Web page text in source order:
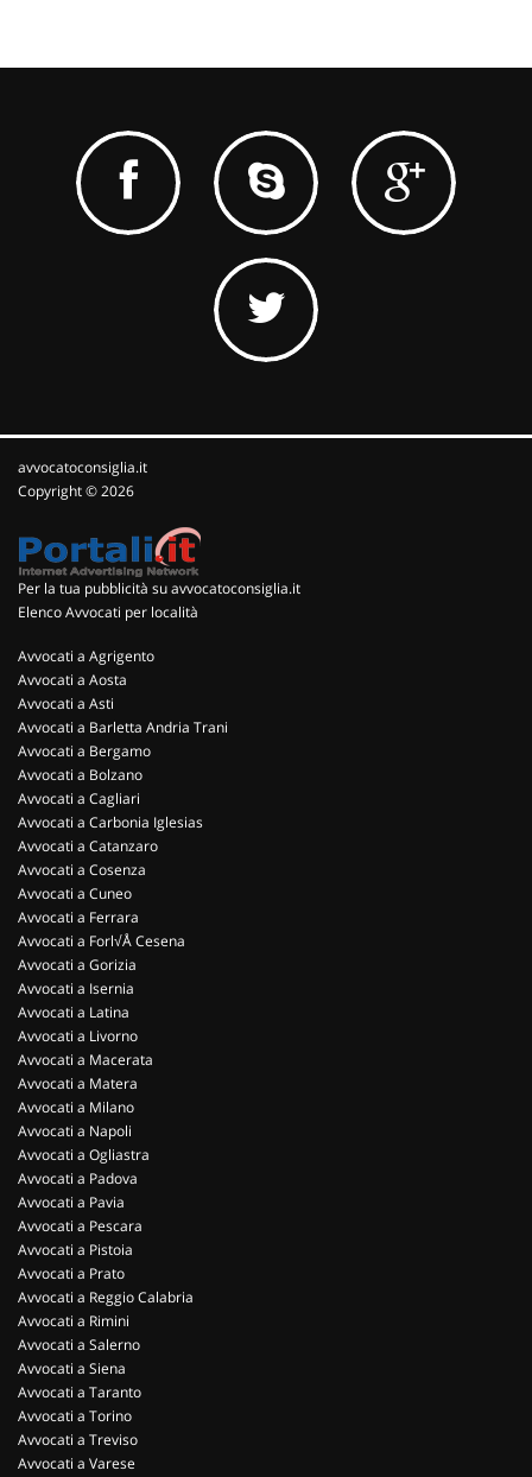
avvocatoconsiglia.it
Copyright © 2026
Per la tua pubblicità su avvocatoconsiglia.it
Elenco Avvocati per località
Avvocati a Agrigento
Avvocati a Aosta
Avvocati a Asti
Avvocati a Barletta Andria Trani
Avvocati a Bergamo
Avvocati a Bolzano
Avvocati a Cagliari
Avvocati a Carbonia Iglesias
Avvocati a Catanzaro
Avvocati a Cosenza
Avvocati a Cuneo
Avvocati a Ferrara
Avvocati a Forl√Å Cesena
Avvocati a Gorizia
Avvocati a Isernia
Avvocati a Latina
Avvocati a Livorno
Avvocati a Macerata
Avvocati a Matera
Avvocati a Milano
Avvocati a Napoli
Avvocati a Ogliastra
Avvocati a Padova
Avvocati a Pavia
Avvocati a Pescara
Avvocati a Pistoia
Avvocati a Prato
Avvocati a Reggio Calabria
Avvocati a Rimini
Avvocati a Salerno
Avvocati a Siena
Avvocati a Taranto
Avvocati a Torino
Avvocati a Treviso
Avvocati a Varese